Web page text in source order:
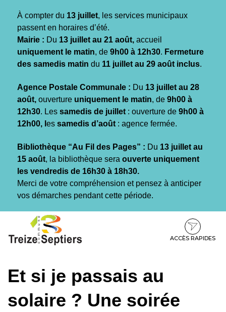
À compter du 13 juillet, les services municipaux
passent en horaires d’été.
Mairie : Du 13 juillet au 21 août, accueil
uniquement le matin, de 9h00 à 12h30. Fermeture
des samedis matin du 11 juillet au 29 août inclus.
Agence Postale Communale : Du 13 juillet au 28
août, ouverture uniquement le matin, de 9h00 à
12h30. Les samedis de juillet : ouverture de 9h00 à
12h00, l es samedis d’août : agence fermée.
Bibliothèque “Au Fil des Pages” : Du 13 juillet au
15 août, la bibliothèque sera ouverte uniquement
les vendredis de 16h30 à 18h30.
Merci de votre compréhension et pensez à anticiper
vos démarches pendant cette période.
contenu
pied
ACCÈS RAPIDES
Et si je passais au
solaire ? Une soirée